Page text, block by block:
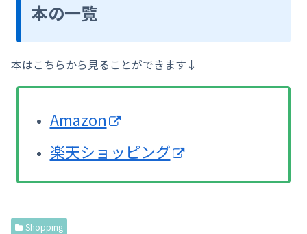
本の一覧
本はこちらから見ることができます↓
Amazon
楽天ショッピング
Shopping